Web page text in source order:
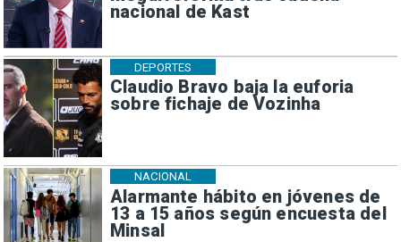
nacional de Kast
Claudio Bravo baja la euforia
sobre fichaje de Vozinha
DEPORTES
Alarmante hábito en jóvenes de
13 a 15 años según encuesta del
Minsal
NACIONAL